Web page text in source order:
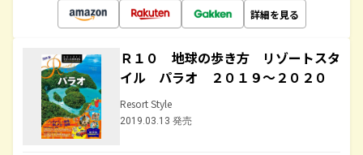
詳細を見る
Ｒ１０ 地球の歩き方 リゾートスタ
イル パラオ ２０１９～２０２０
Resort Style
2019.03.13 発売